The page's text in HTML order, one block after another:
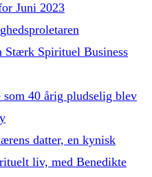
Juni 2023
Stærk Spirituel Business
som 40 årig pludselig blev
datter, en kynisk
liv, med Benedikte